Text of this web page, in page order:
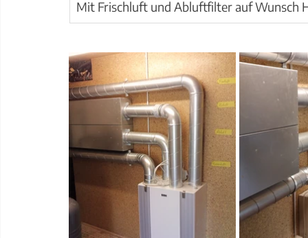
Mit Frischluft und Abluftfilter auf Wunsch